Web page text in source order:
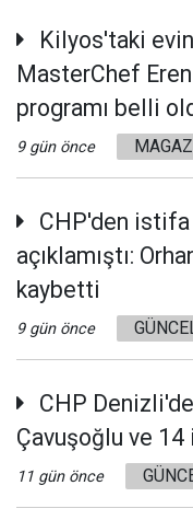
Kilyos'taki
MasterChef Eren
programı belli
9 gün önce
CHP'den
açıklamıştı:
kaybetti
9 gün önce
CHP
Çavuşoğlu ve
11 gün önce